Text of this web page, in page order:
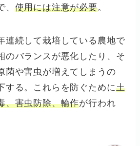
使用には注意が必要。
連続して栽培している農地で
のバランスが悪化したり、そ
菌や害虫が増えてしまうの
する。これらを防ぐために土
、害虫防除、輪作が行われ